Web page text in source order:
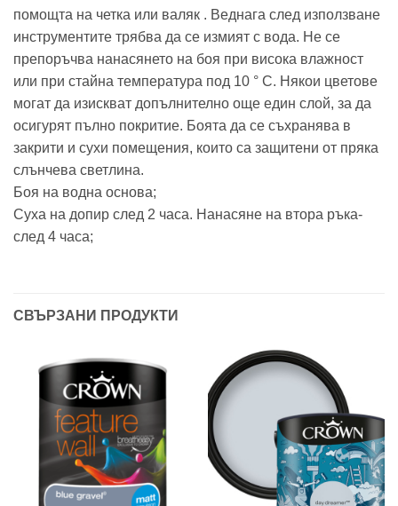
помощта на четка или валяк . Веднага след използване
инструментите трябва да се измият с вода. Не се
препоръчва нанасянето на боя при висока влажност
или при стайна температура под 10 ° C. Някои цветове
могат да изискват допълнително още един слой, за да
осигурят пълно покритие. Боята да се съхранява в
закрити и сухи помещения, които са защитени от пряка
слънчева светлина.
Боя на водна основа;
Суха на допир след 2 часа. Нанасяне на втора ръка-
след 4 часа;
СВЪРЗАНИ ПРОДУКТИ